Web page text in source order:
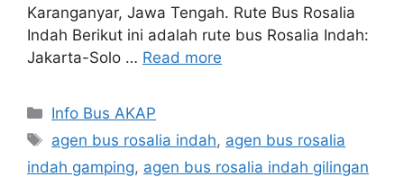
Karanganyar, Jawa Tengah. Rute Bus Rosalia
Indah Berikut ini adalah rute bus Rosalia Indah:
Jakarta-Solo … Read more
Categories
Info Bus AKAP
Tags
agen bus rosalia indah, agen bus rosalia
indah gamping, agen bus rosalia indah gilingan